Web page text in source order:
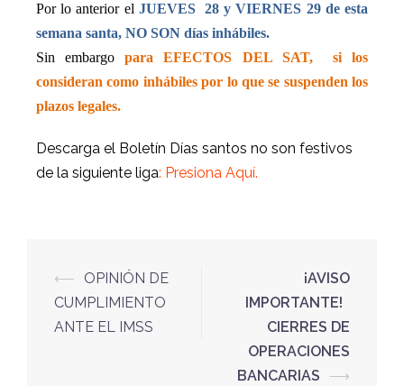
Por lo anterior el JUEVES
28 y VIERNES 29 de esta
semana santa, NO SON días inhábiles.
Sin embargopara EFECTOS DEL SAT,
si los
consideran como inhábiles por lo que se suspenden los
plazos legales.
Descarga el Boletín Días santos no son festivos
de la siguiente liga: Presiona Aquí.
⟵
OPINIÓN DE
CUMPLIMIENTO
ANTE EL IMSS
¡AVISO
IMPORTANTE!
CIERRES DE
OPERACIONES
BANCARIAS
⟶